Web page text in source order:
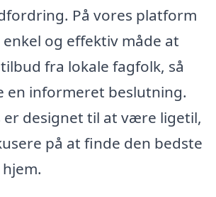
På vores platform
og effektiv måde at
fra lokale fagfolk, så
en informeret beslutning.
er designet til at være ligetil,
på at finde den bedste